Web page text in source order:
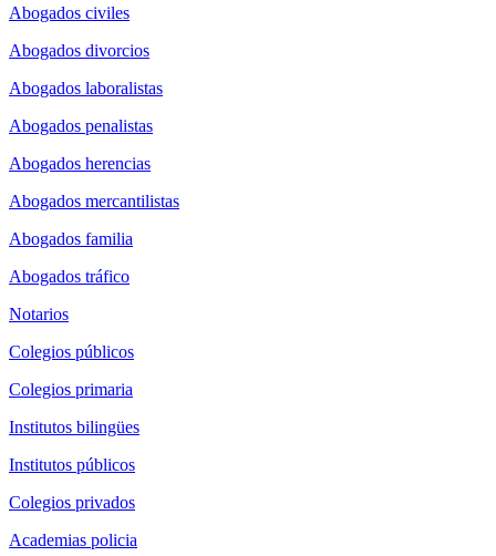
Abogados civiles
Abogados divorcios
Abogados laboralistas
Abogados penalistas
Abogados herencias
Abogados mercantilistas
Abogados familia
Abogados tráfico
Notarios
Colegios públicos
Colegios primaria
Institutos bilingües
Institutos públicos
Colegios privados
Academias policia